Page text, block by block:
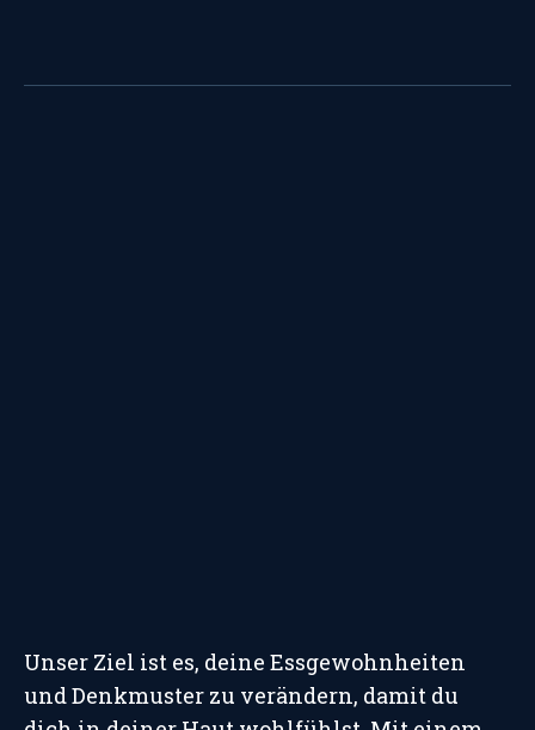
Unser Ziel ist es, deine Essgewohnheiten
und Denkmuster zu verändern, damit du